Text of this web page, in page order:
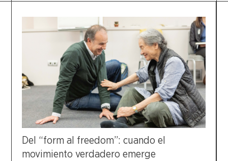
Del “form al freedom”: cuando el
movimiento verdadero emerge